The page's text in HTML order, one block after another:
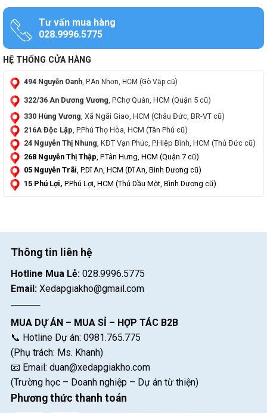
Tư vấn mua hàng
028.9996.5775
HỆ THỐNG CỬA HÀNG
494 Nguyễn Oanh , P.An Nhơn, HCM (Gò Vập cũ)
322/36 An Dương Vương , P.Chợ Quán, HCM (Quận 5 cũ)
330 Hùng Vương, Xã Ngãi Giao, HCM (Châu Đức, BR-VT cũ)
216A Độc Lập , P.Phú Thọ Hòa, HCM (Tân Phú cũ)
24 Nguyễn Thị Nhung, KĐT Vạn Phúc, P.Hiệp Bình, HCM (Thủ Đức cũ)
268 Nguyễn Thị Thập , P.Tân Hưng, HCM (Quận 7 cũ)
05 Nguyễn Trãi, P.Dĩ An, HCM (Dĩ An, Bình Dương cũ)
15 Phú Lợi, P.Phú Lợi, HCM (Thủ Dầu Một, Bình Dương cũ)
Thông tin liên hệ
Hotline Mua Lẻ: 028.9996.5775
Email: Xedapgiakho@gmail.com
MUA DỰ ÁN – MUA SỈ – HỢP TÁC B2B
📞 Hotline Dự án: 0981.765.775
(Phụ trách: Ms. Khanh)
📧 Email: duan@xedapgiakho.com
(Trường học – Doanh nghiệp – Dự án từ thiện)
Phương thức thanh toán